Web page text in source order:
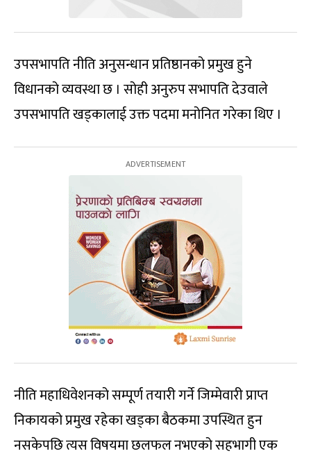
उपसभापति नीति अनुसन्धान प्रतिष्ठानको प्रमुख हुने
विधानको व्यवस्था छ । सोही अनुरुप सभापति देउवाले
उपसभापति खड्कालाई उक्त पदमा मनोनित गरेका थिए ।
नीति महाधिवेशनको सम्पूर्ण तयारी गर्ने जिम्मेवारी प्राप्त
निकायको प्रमुख रहेका खड्का बैठकमा उपस्थित हुन
नसकेपछि त्यस विषयमा छलफल नभएको सहभागी एक